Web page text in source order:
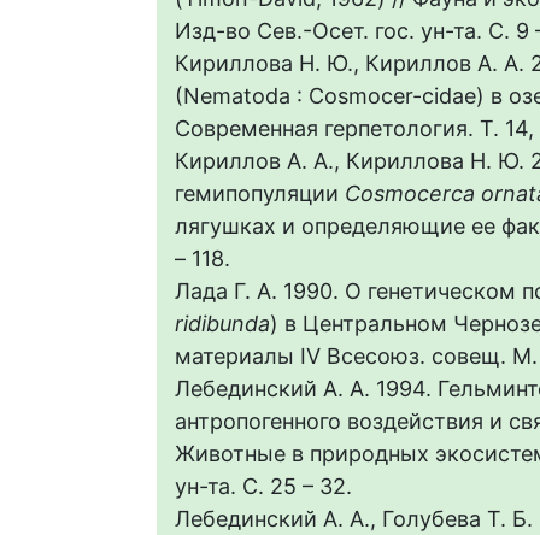
Изд-во Сев.-Осет. гос. ун-та. С. 9
Кириллова Н. Ю., Кириллов А. А.
(Nematoda : Cosmocer-cidae) в
Современная герпетология. Т.
Кириллов А. А., Кириллова Н. Ю.
гемипопуляции Cosmocerca
лягушках и определяющие ее
– 118.
Лада Г. А. 1990. О генетическом
ridibunda) в Центральном
материалы IV Всесоюз. совещ.
Лебединский А. А. 1994.
антропогенного воздействия и
Животные в природных
ун-та. С. 25 – 32.
Лебединский А. А., Голубева Т.